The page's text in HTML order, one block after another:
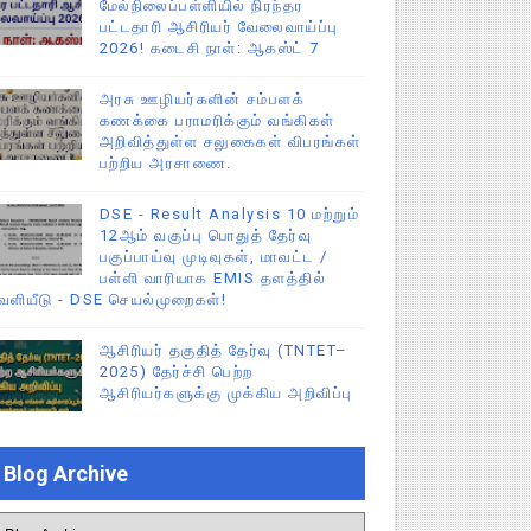
மேல்நிலைப்பள்ளியில் நிரந்தர
பட்டதாரி ஆசிரியர் வேலைவாய்ப்பு
2026! கடைசி நாள்: ஆகஸ்ட் 7
அரசு ஊழியர்களின் சம்பளக்
கணக்கை பராமரிக்கும் வங்கிகள்
அறிவித்துள்ள சலுகைகள் விபரங்கள்
பற்றிய அரசாணை.
DSE - Result Analysis 10 மற்றும்
12ஆம் வகுப்பு பொதுத் தேர்வு
பகுப்பாய்வு முடிவுகள், மாவட்ட /
பள்ளி வாரியாக EMIS தளத்தில்
- DSE செயல்முறைகள்!
ஆசிரியர் தகுதித் தேர்வு (TNTET–
2025) தேர்ச்சி பெற்ற
ஆசிரியர்களுக்கு முக்கிய அறிவிப்பு
Blog Archive